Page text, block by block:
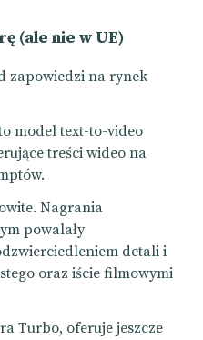
(ale nie w UE)
zapowiedzi na rynek
model text-to-video
treści wideo na
Nagrania
powalały
detali i
oraz iście filmowymi
Turbo, oferuje jeszcze